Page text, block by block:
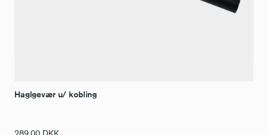
Haglgevær u/ kobling
289,00 DKK